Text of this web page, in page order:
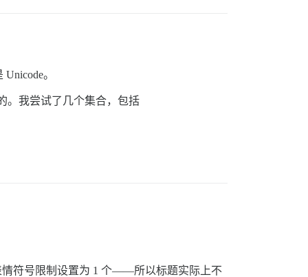
。
。我尝试了几个集合，包括
符号限制设置为 1 个——所以标题实际上不